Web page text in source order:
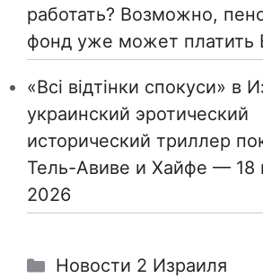
работать? Возможно,
фонд уже может платить
«Всі відтінки спокуси» в
украинский эротический
исторический триллер
Тель-Авиве и Хайфе — 18
2026
Рубрики
Новости 2 Израиля